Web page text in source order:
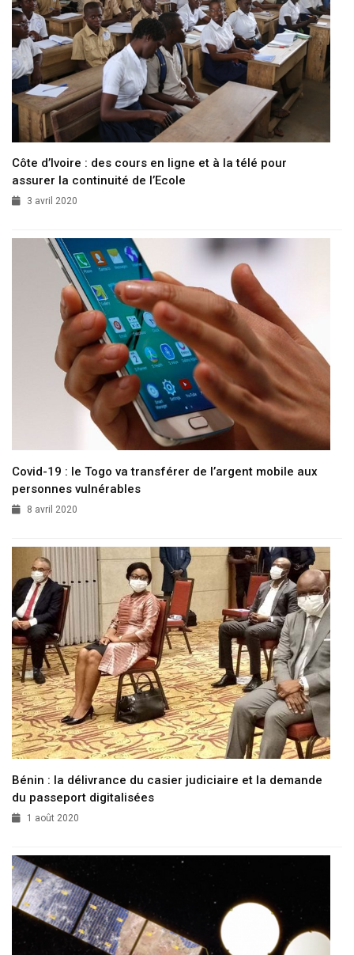
Côte d’Ivoire : des cours en ligne et à la télé pour
assurer la continuité de l’Ecole
3 avril 2020
Covid-19 : le Togo va transférer de l’argent mobile aux
personnes vulnérables
8 avril 2020
Bénin : la délivrance du casier judiciaire et la demande
du passeport digitalisées
1 août 2020